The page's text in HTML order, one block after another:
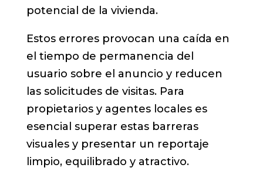
potencial de la vivienda.
Estos errores provocan una caída en
el tiempo de permanencia del
usuario sobre el anuncio y reducen
las solicitudes de visitas. Para
propietarios y agentes locales es
esencial superar estas barreras
visuales y presentar un reportaje
limpio, equilibrado y atractivo.